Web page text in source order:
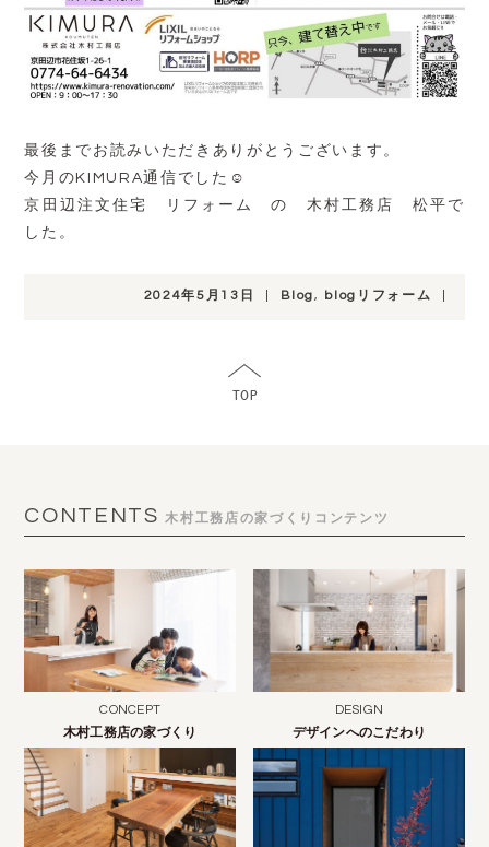
最後までお読みいただきありがとうございます。
今月のKIMURA通信でした☺
京田辺注文住宅 リフォーム の 木村工務店 松平で
した。
2024年5月13日 Blog, blogリフォーム
CONTENTS 木村工務店の家づくりコンテンツ
CONCEPT
木村工務店の家づくり
DESIGN
デザインへのこだわり